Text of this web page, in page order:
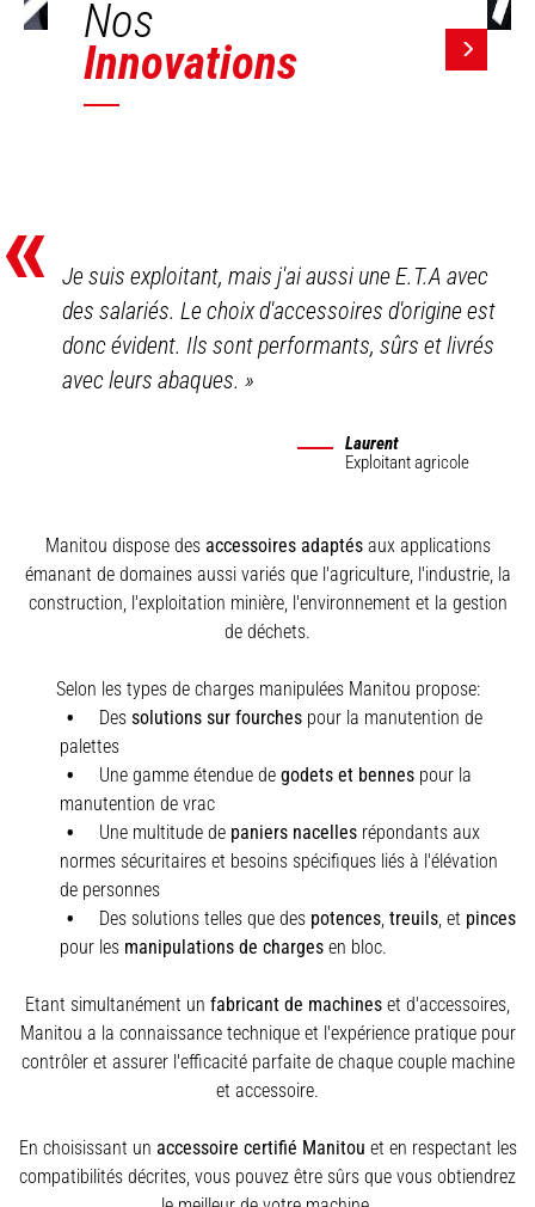
Nos
Innovations
«
Je suis exploitant, mais j'ai aussi une E.T.A avec
des salariés. Le choix d'accessoires d'origine est
donc évident. Ils sont performants, sûrs et livrés
avec leurs abaques.»
Laurent
Exploitant agricole
Manitou dispose des accessoires adaptésaux applications
émanant de domaines aussi variés que l'agriculture, l'industrie, la
construction, l'exploitation minière, l'environnement et la gestion
de déchets.
Selon les types de charges manipulées Manitou propose:
Des solutions sur fourches pour la manutention de
palettes
Une gamme étendue de godets et bennes pour la
manutention de vrac
Une multitude de paniers nacelles répondants aux
normes sécuritaires et besoins spécifiques liés à l'élévation
de personnes
Des solutions telles que des potences treuils et pinces
pour les manipulations de charges en bloc.
Etant simultanément un fabricant de machines et d'accessoires,
Manitou a la connaissance technique et l'expérience pratique pour
contrôler et assurer l'efficacité parfaite de chaque couple machine
et accessoire.
En choisissant un accessoire certifié Manitou et en respectant les
compatibilités décrites, vous pouvez être sûrs que vous obtiendrez